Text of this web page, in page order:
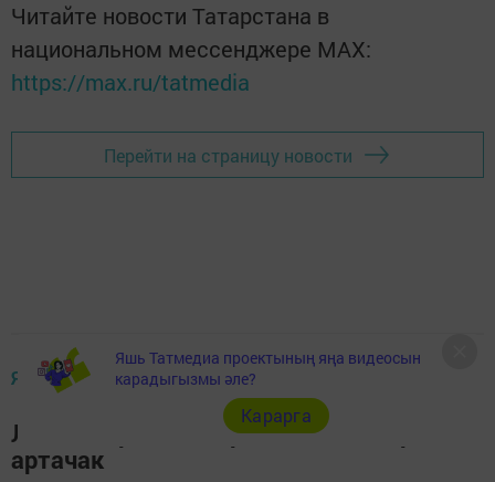
Читайте новости Татарстана в
национальном мессенджере MАХ:
https://max.ru/tatmedia
Перейти на страницу новости
ЯҢАЛЫКЛАР
Лениногорскилыларның пенсияләре
артачак
Яшь Татмедиа проектының яңа видеосын
карадыгызмы әле?
Карарга